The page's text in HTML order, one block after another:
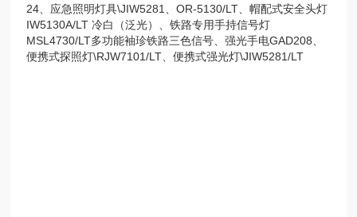
24、应急照明灯具\JIW5281、OR-5130/LT、帽配式安全头灯
IW5130A/LT 冷白（泛光）、铁路专用手持信号灯
MSL4730/LT多功能袖珍铁路三色信号、强光手电GAD208、
便携式探照灯\RJW7101/LT、便携式强光灯\JIW5281/LT